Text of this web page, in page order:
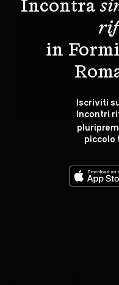
Incontra
in
Iscriviti
Incontri
piccolo